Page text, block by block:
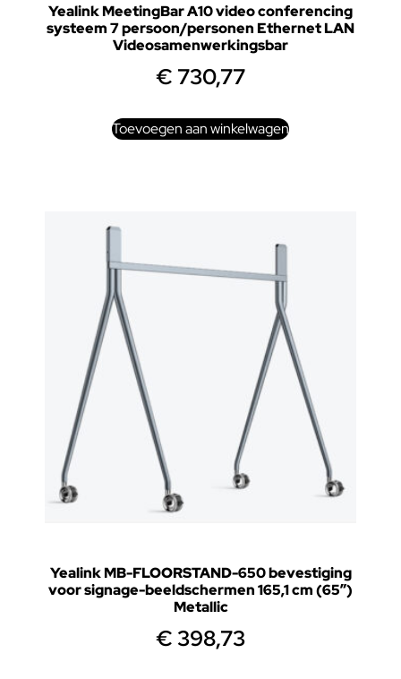
Yealink MeetingBar A10 video conferencing
systeem 7 persoon/personen Ethernet LAN
Videosamenwerkingsbar
€ 730,77
Toevoegen aan winkelwagen
Yealink MB-FLOORSTAND-650 bevestiging
voor signage-beeldschermen 165,1 cm (65″)
Metallic
€398,73